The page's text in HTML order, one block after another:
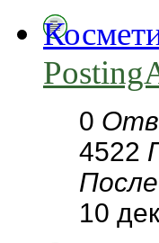
0
4522
10